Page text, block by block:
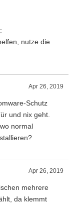
nutze die
Apr 26, 2019
Schutz
und nix geht.
normal
Apr 26, 2019
mehrere
da klemmt